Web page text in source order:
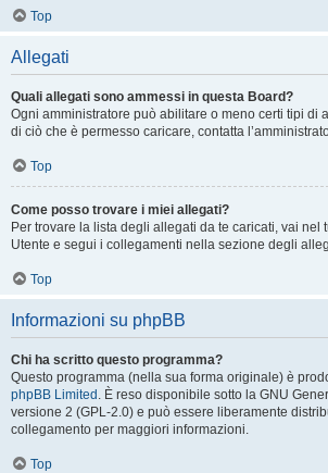
Top
Allegati
Quali allegati sono ammessi in questa Board?
Ogni amministratore può abilitare o meno certi tipi di
di ciò che è permesso caricare, contatta
Top
Come posso trovare i miei allegati?
Per trovare la lista degli allegati da te caricati, vai nel
Utente e segui i collegamenti nella sezione degli
Top
Informazioni su phpBB
Chi ha scritto questo programma?
Questo programma (nella sua forma originale) è
phpBB Limited . È reso disponibile sotto la GNU
versione 2 (GPL-2.0) e può essere liberamente
collegamento per maggiori informazioni.
Top